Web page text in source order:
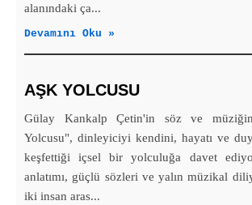
alanındaki ça...
Devamını Oku »
AŞK YOLCUSU
Gülay Kankalp Çetin'in söz ve
Yolcusu", dinleyiciyi kendini, hayatı ve
keşfettiği içsel bir yolculuğa davet
anlatımı, güçlü sözleri ve yalın müzikal
iki insan aras...